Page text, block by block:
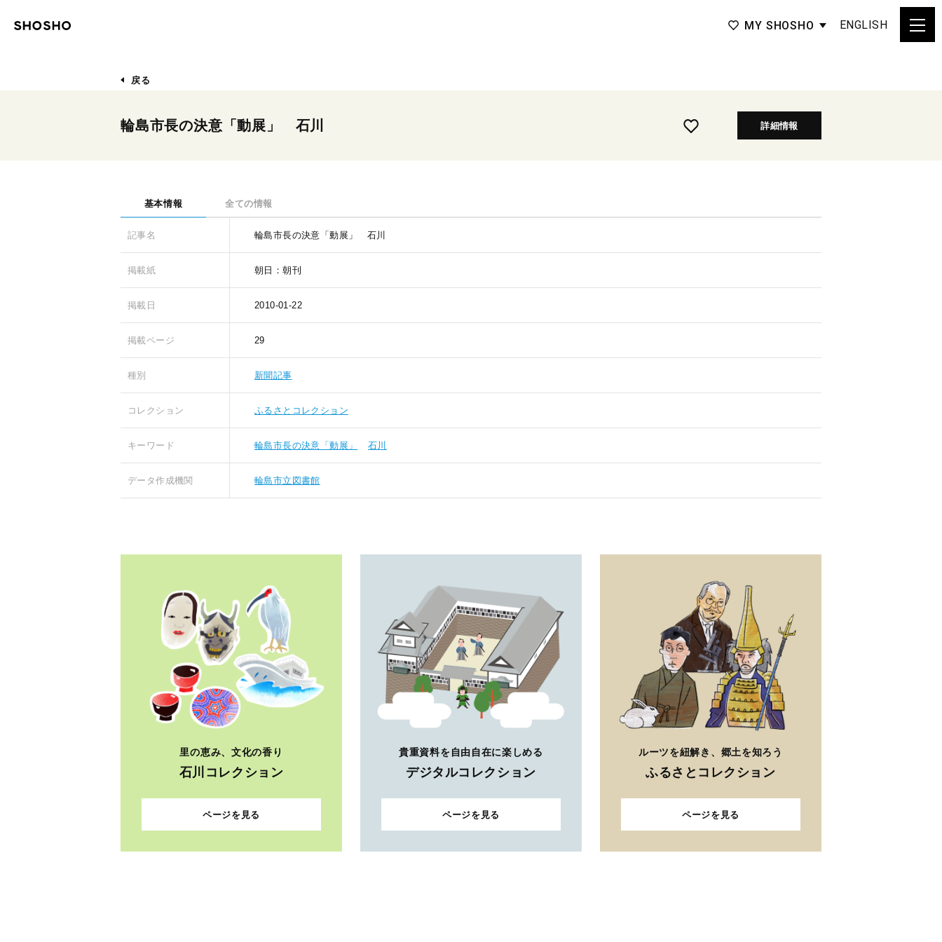
MY SHOSHO ENGLISH
戻る
輪島市長の決意「動展」 石川 詳細情報
基本情報 全ての情報
記事名 輪島市長の決意「動展」 石川
掲載紙 朝日：朝刊
掲載日 2010-01-22
掲載ページ 29
種別 新聞記事
コレクション ふるさとコレクション
キーワード 輪島市長の決意「動展」 石川
データ作成機関 輪島市立図書館
里の恵み、文化の香り
石川コレクション
ページを見る
貴重資料を自由自在に楽しめる
デジタルコレクション
ページを見る
ルーツを紐解き、郷土を知ろう
ふるさとコレクション
ページを見る